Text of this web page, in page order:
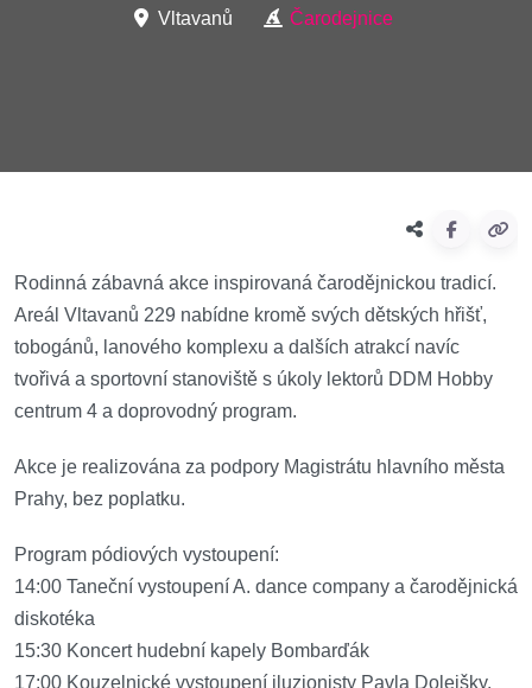
Vltavanů Čarodejnice
Rodinná zábavná akce inspirovaná čarodějnickou tradicí.
Areál Vltavanů 229 nabídne kromě svých dětských hřišť,
tobogánů, lanového komplexu a dalších atrakcí navíc
tvořivá a sportovní stanoviště s úkoly lektorů DDM Hobby
centrum 4 a doprovodný program.
Akce je realizována za podpory Magistrátu hlavního města
Prahy, bez poplatku.
Program pódiových vystoupení:
14:00 Taneční vystoupení A. dance company a čarodějnická
diskotéka
15:30 Koncert hudební kapely Bombarďák
17:00 Kouzelnické vystoupení iluzionisty Pavla Dolejšky.